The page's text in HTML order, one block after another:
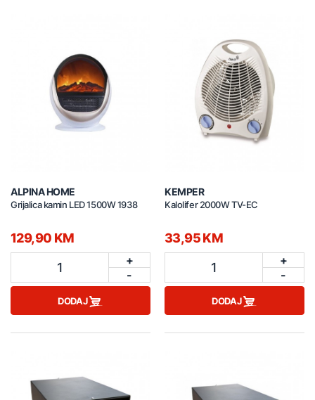
ALPINA HOME
Grijalica kamin LED 1500W 1938
129,90 KM
1
+
-
DODAJ
KEMPER
Kalolifer 2000W TV-EC
33,95 KM
1
+
-
DODAJ